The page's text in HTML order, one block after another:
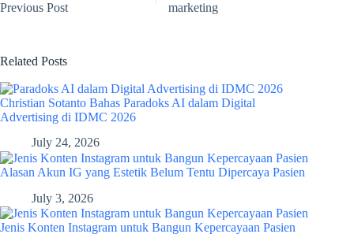
Previous Post
Related Posts
Christian Sotanto Bahas Paradoks AI dalam Digital
Advertising di IDMC 2026
July 24, 2026
Alasan Akun IG yang Estetik Belum Tentu Dipercaya Pasien
July 3, 2026
Jenis Konten Instagram untuk Bangun Kepercayaan Pasien